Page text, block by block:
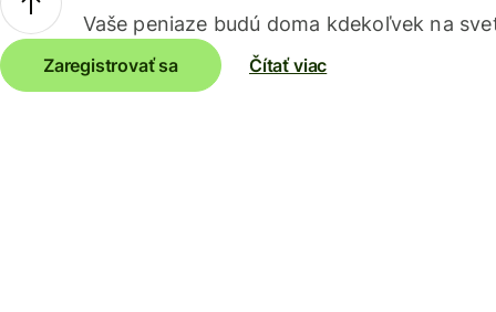
Vaše peniaze budú doma kdekoľvek na
Zaregistrovať sa Čítať viac